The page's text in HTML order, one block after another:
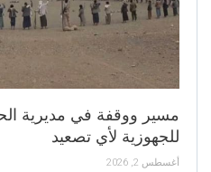
مسير ووقفة في مديرية
للجهوزية لأي تصعيد
أغسطس 2, 2026